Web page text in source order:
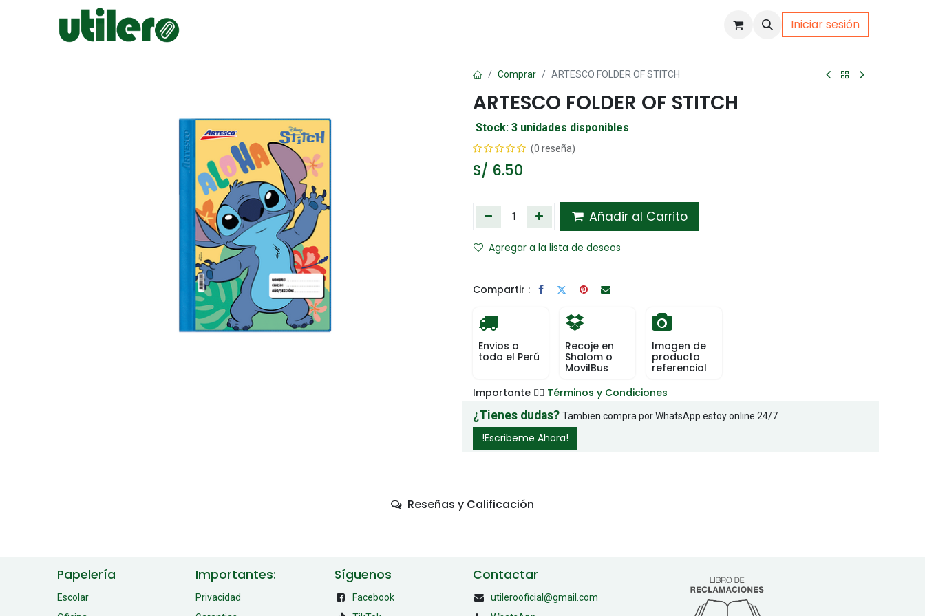
Iniciar sesión
Comprar ARTESCO FOLDER OF STITCH
ARTESCO FOLDER OF STITCH
Stock: 3 unidades disponibles
(0 reseña)
S/ 6.50
Añadir al Carrito
Agregar a la lista de deseos
Compartir :
Envios a
todo el Perú
Recoje en
Shalom o
MovilBus
Imagen de
producto
referencial
Importante 👉🏻 Términos y Condiciones
¿Tienes dudas? Tambien compra por WhatsApp estoy online 24/7
!Escribeme Ahora!
Reseñas y Calificación
Papelería
Escolar
Importantes:
Privacidad
Síguenos
Facebook
Contactar
utilerooficial@gmail.com